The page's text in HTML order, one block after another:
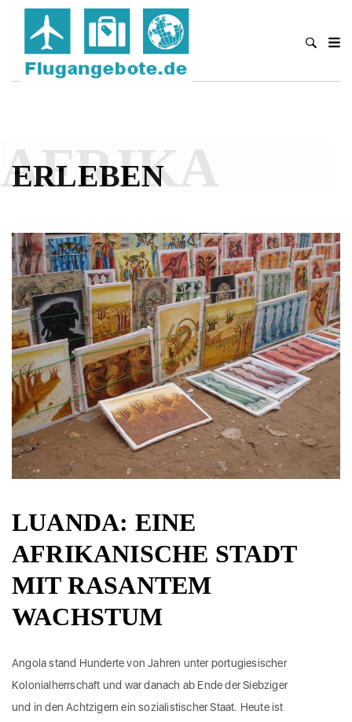
ERLEBEN
AFRIKA
LUANDA: EINE
AFRIKANISCHE STADT
MIT RASANTEM
WACHSTUM
Angola stand Hunderte von Jahren unter portugiesischer
Kolonialherrschaft und war danach ab Ende der Siebziger
und in den Achtzigern ein sozialistischer Staat. Heute ist